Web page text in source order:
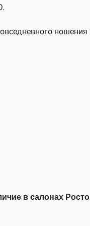
ношения
в салонах